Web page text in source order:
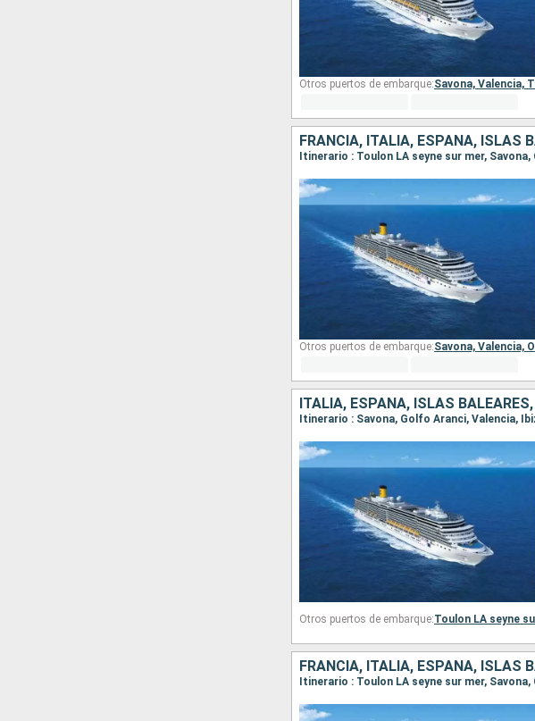
Otros puertos de embarque:Savona, Valencia,
FRANCIA, ITALIA, ESPAÑA, ISLAS
Otros puertos de embarque:Savona, Valencia,
ITALIA, ESPAÑA, ISLAS
Itinerario : Savona, Golfo Aranci, Valencia,
Otros puertos de embarque:Toulon LA seyne
FRANCIA, ITALIA, ESPAÑA, ISLAS